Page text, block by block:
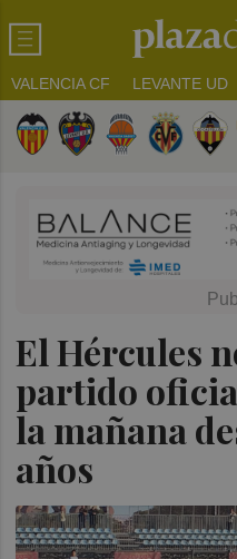
VALENCIA CF LEVANTE UD
El Hércules
partido
la mañana
años